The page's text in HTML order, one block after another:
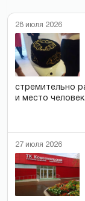
28 июля 2026
стремительно
и место
27 июля 2026